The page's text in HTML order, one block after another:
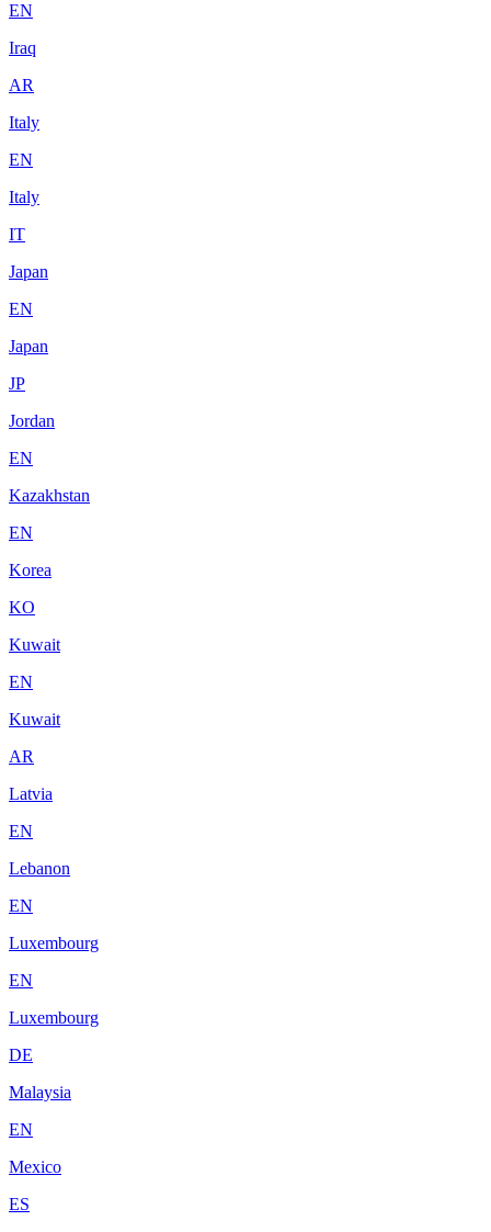
EN
Iraq
AR
Italy
EN
Italy
IT
Japan
EN
Japan
JP
Jordan
EN
Kazakhstan
EN
Korea
KO
Kuwait
EN
Kuwait
AR
Latvia
EN
Lebanon
EN
Luxembourg
EN
Luxembourg
DE
Malaysia
EN
Mexico
ES